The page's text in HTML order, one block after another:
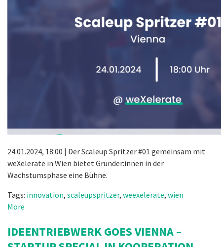
24.01.2024, 18:00 | Der Scaleup Spritzer #01 gemeinsam mit
weXelerate in Wien bietet Gründer:innen in der
Wachstumsphase eine Bühne.
Tags: innovation, scaleupspritzer, weexelerate, wien
More
IDEENTRIEBWERK GOES VIENNA –